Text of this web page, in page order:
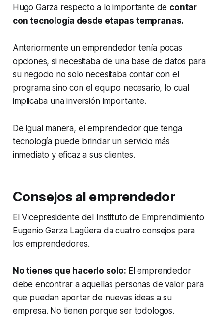
Hugo Garza respecto a lo importante de contar
con tecnología desde etapas tempranas.
Anteriormente un emprendedor tenía pocas
opciones, si necesitaba de una base de datos para
su negocio no solo necesitaba contar con el
programa sino con el equipo necesario, lo cual
implicaba una inversión importante.
De igual manera, el emprendedor que tenga
tecnología puede brindar un servicio más
inmediato y eficaz a sus clientes.
Consejos al emprendedor
El Vicepresidente del Instituto de Emprendimiento
Eugenio Garza Lagüera da cuatro consejos para
los emprendedores.
No tienes que hacerlo solo: El emprendedor
debe encontrar a aquellas personas de valor para
que puedan aportar de nuevas ideas a su
empresa. No tienen porque ser todologos.